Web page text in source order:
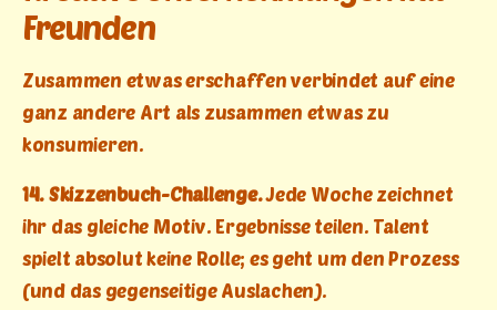
Freunden
Zusammen etwas erschaffen verbindet auf eine
ganz andere Art als zusammen etwas zu
konsumieren.
14. Skizzenbuch-Challenge.Jede Woche zeichnet
ihr das gleiche Motiv. Ergebnisse teilen. Talent
spielt absolut keine Rolle; es geht um den Prozess
(und das gegenseitige Auslachen).